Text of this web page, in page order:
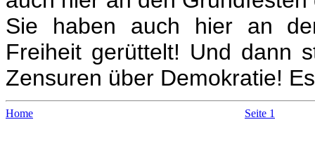
Sie haben auch hier an
Freiheit gerüttelt! Und dann
Zensuren über Demokratie! Es
Home Seite 1